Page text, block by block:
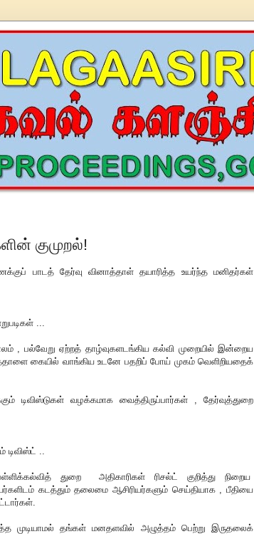
குமுறல்!
பாடத் தேர்வு வினாத்தாள் தயாரித்த உயர்ந்த மனிதர்கள்
...
, பல்வேறு ஏற்றத் தாழ்வுகளடங்கிய கல்வி முறையில் இன்றைய
கையில் வாங்கிய உடனே பதறிப் போய் முகம் வெளிறியதைக்
டிவிஸ்டுகள் வழக்கமாக வைத்திருப்பார்கள் , தேர்வுத்துறை
..
துறை அதிகாரிகள் ரிசல்ட் குறித்து நிறைய
கடத்தும் தலைமை ஆசிரியர்களும் செய்தியாக , பீதியை
முடியாமல் தங்கள் மனதளவில் அழுத்தம் பெற்று இருதலைக்